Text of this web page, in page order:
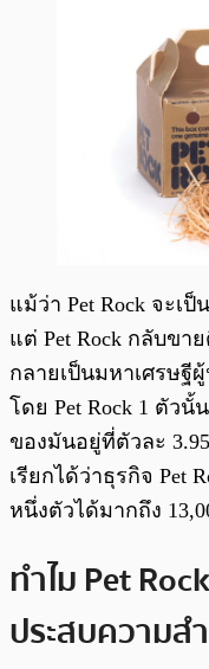
แม้ว่า Pet Rock จะเ
แต่ Pet Rock กลับขา
กลายเป็นมหาเศรษฐี
โดย Pet Rock 1 ตัว
ของมันอยู่ที่ตัวละ
เรียกได้ว่าธุรกิจ Pet
หนึ่งตัวได้มากถึง
ทำไม Pet
ประสบความส